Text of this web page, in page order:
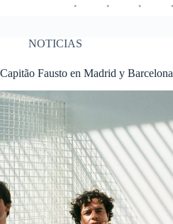
NOTICIAS
Capitão Fausto en Madrid y Barcelona